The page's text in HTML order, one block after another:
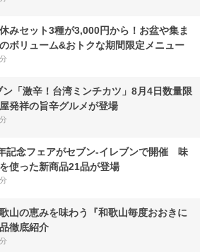
みセット3種が3,000円から！お盆や集ま
ボリューム&おトクな期間限定メニュー
「激辛！台湾ミンチカツ」8月4日数量限
発祥の旨辛グルメが登場
記念フェアがセブン-イレブンで開催 味
使った新商品21品が登場
山の恵みを味わう『和歌山毎度おおきに
徹底紹介